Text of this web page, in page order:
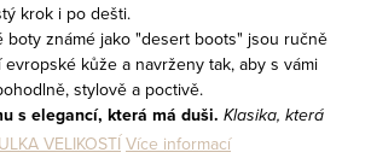
krok i po dešti.
boty známé jako "desert boots" jsou ručně
kůže a navrženy tak, aby s vámi
stylově a poctivě.
s elegancí, která má duši. Klasika, která
VELIKOSTÍ Více informací